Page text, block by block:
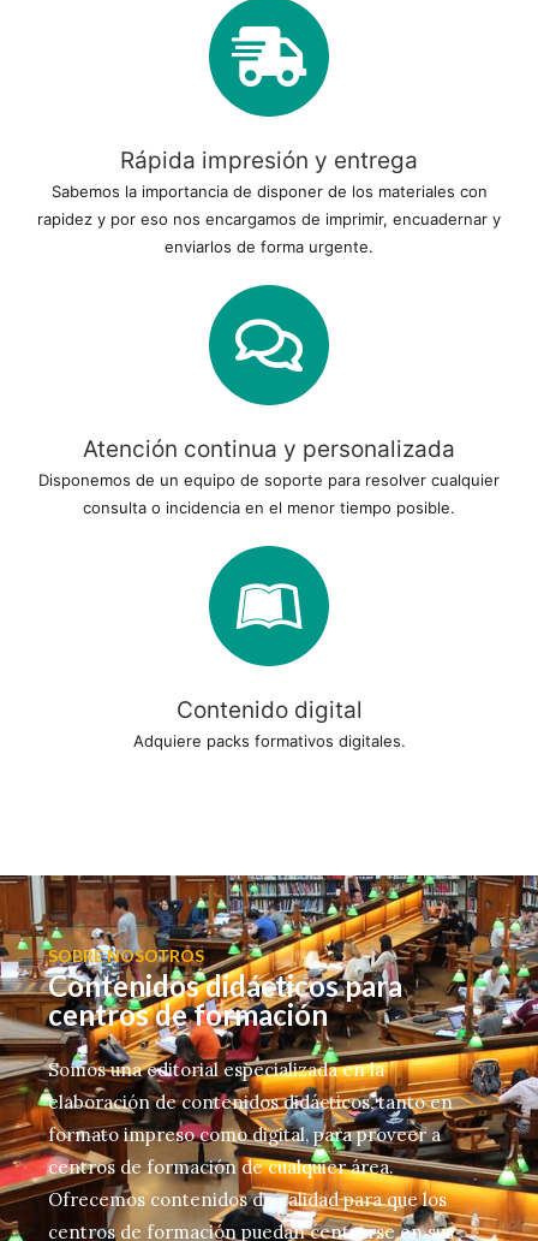
Rápida impresión y entrega
Sabemos la importancia de disponer de los materiales con
rapidez y por eso nos encargamos de imprimir, encuadernar y
enviarlos de forma urgente.
Atención continua y personalizada
Disponemos de un equipo de soporte para resolver cualquier
consulta o incidencia en el menor tiempo posible.
Contenido digital
Adquiere packs formativos digitales.
SOBRE NOSOTROS
Contenidos didácticos para
centros de formación
Somos una editorial especializada en la
elaboración de contenidos didácticos, tanto en
formato impreso como digital, para proveer a
centros de formación de cualquier área.
Ofrecemos contenidos de calidad para que los
centros de formación puedan centrarse en sus